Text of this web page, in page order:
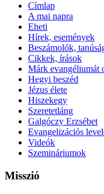
Címlap
A mai napra
Eheti
Hírek, események
Beszámolók,
Cikkek, írások
Márk evangéliumát
Hegyi beszéd
Jézus élete
Hiszekegy
Szeretetláng
Galgóczy Erzsébet
Evangelizációs
Videók
Szemináriumok
Misszió